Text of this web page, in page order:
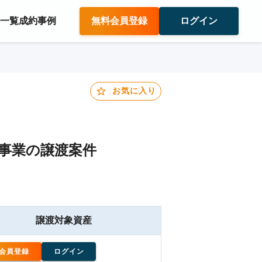
覧成約事例 無料会員登録 ログイン
お気に入り
業の譲渡案件
員登録 ログイン
譲渡対象資産